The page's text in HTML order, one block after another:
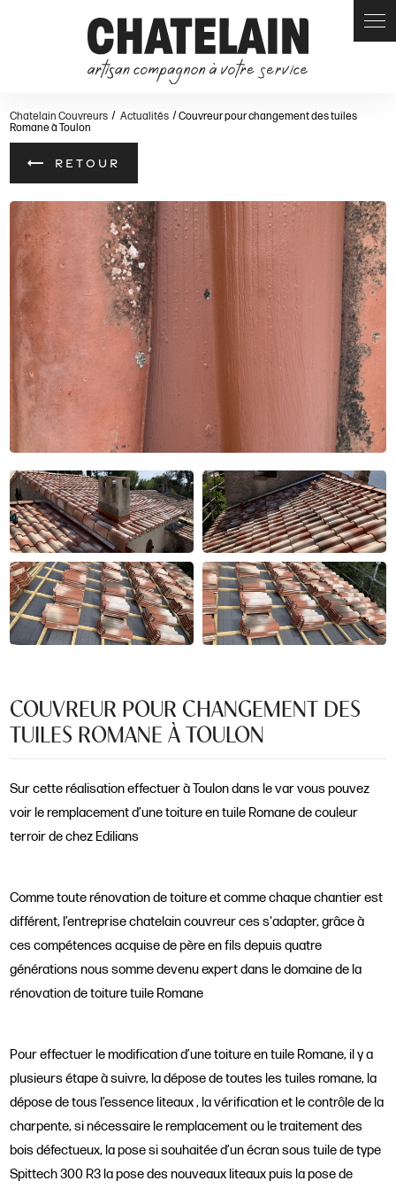
Chatelain Couvreurs Actualités
Couvreur pour changement des tuiles
Romane à Toulon
RETOUR
COUVREUR POUR CHANGEMENT DES
TUILES ROMANE À TOULON
Sur cette réalisation effectuer à Toulon dans le var vous pouvez
voir le remplacement d’une toiture en tuile Romane de couleur
terroir de chez Edilians
Comme toute rénovation de toiture et comme chaque chantier est
différent, l’entreprise chatelain couvreur ces s'adapter, grâce à
ces compétences acquise de père en fils depuis quatre
générations nous somme devenu expert dans le domaine de la
rénovation de toiture tuile Romane
Pour effectuer le modification d’une toiture en tuile Romane, il y a
plusieurs étape à suivre, la dépose de toutes les tuiles romane, la
dépose de tous l’essence liteaux , la vérification et le contrôle de la
charpente, si nécessaire le remplacement ou le traitement des
bois défectueux, la pose si souhaitée d’un écran sous tuile de type
Spittech 300 R3 la pose des nouveaux liteaux puis la pose de